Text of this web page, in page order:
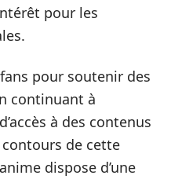
pour les
pour soutenir des
continuant à
à des contenus
de cette
dispose d’une